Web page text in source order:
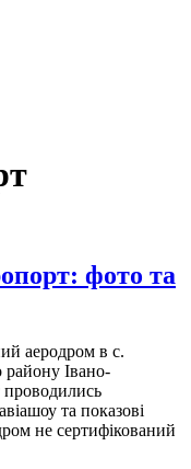
фото та
аеродром в с.
району Івано-
проводились
та показові
не сертифікований